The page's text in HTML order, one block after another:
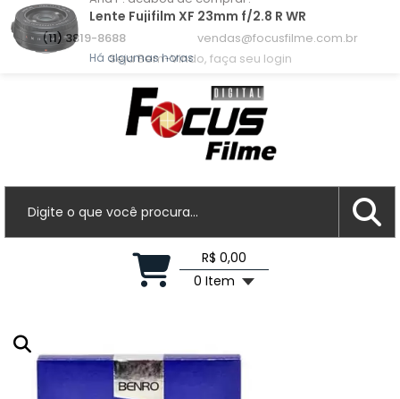
(11) 3819-8688
vendas@focusfilme.com.br
Seja Bem-Vindo, faça seu login
R$ 0,00
0 Item
Ana P. acabou de comprar!
Lente Fujifilm XF 23mm f/2.8 R WR